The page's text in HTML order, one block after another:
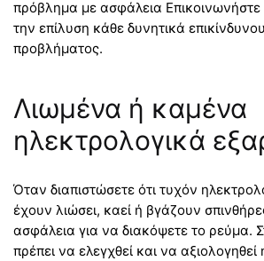
πρόβλημα με ασφάλεια Επικοινωνήστε
την επίλυση κάθε δυνητικά
προβλήματος.
Λιωμένα ή καμένα
ηλεκτρολογικά
Όταν διαπιστώσετε ότι τυχόν
έχουν λιώσει, καεί ή βγάζουν
ασφάλεια για να διακόψετε το ρεύμα.
πρέπει να ελεγχθεί και να